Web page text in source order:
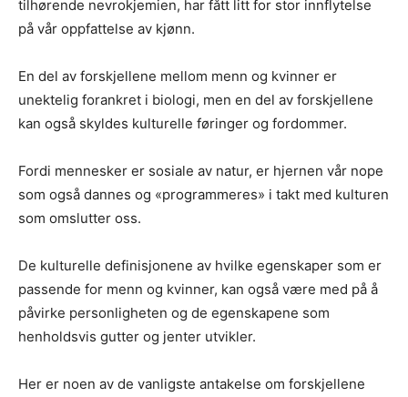
tilhørende nevrokjemien, har fått litt for stor innflytelse
på vår oppfattelse av kjønn.
En del av forskjellene mellom menn og kvinner er
unektelig forankret i biologi, men en del av forskjellene
kan også skyldes kulturelle føringer og fordommer.
Fordi mennesker er sosiale av natur, er hjernen vår nope
som også dannes og «programmeres» i takt med kulturen
som omslutter oss.
De kulturelle definisjonene av hvilke egenskaper som er
passende for menn og kvinner, kan også være med på å
påvirke personligheten og de egenskapene som
henholdsvis gutter og jenter utvikler.
Her er noen av de vanligste antakelse om forskjellene